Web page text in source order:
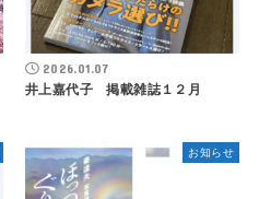
2026.01.07
井上嘉代子 掲載雑誌１２月
お知らせ